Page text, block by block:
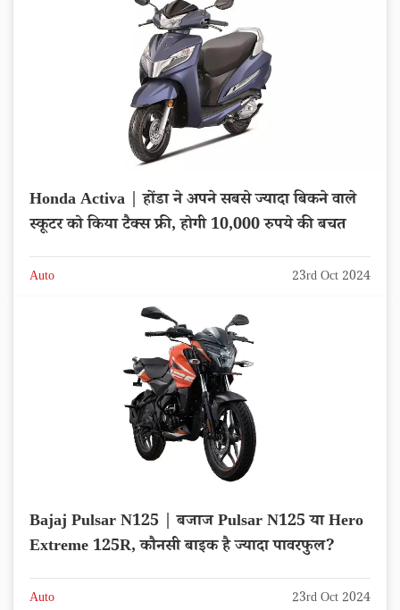
Honda Activa | होंडा ने अपने सबसे ज्यादा बिकने वाले
स्कूटर को किया टैक्स फ्री, होगी 10,000 रुपये की बचत
Auto 23rd Oct 2024
Bajaj Pulsar N125 | बजाज Pulsar N125 या Hero
Extreme 125R, कौनसी बाइक है ज्यादा पावरफुल?
Auto 23rd Oct 2024